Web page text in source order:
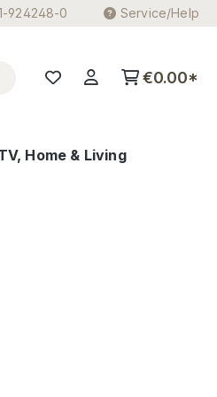
924248-0 Service/Help
€0.00*
Home & Living